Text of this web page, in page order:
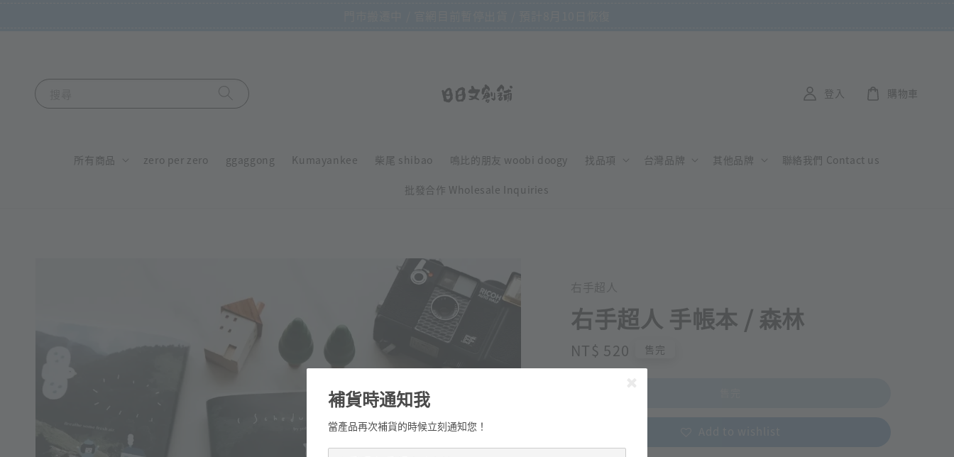
所有商品 zero per zero ggaggong Kumayankee 柴尾 shibao 嗚比的朋友 woobi doogy 找品項 台灣品牌 其他品牌 聯絡我們 Contact us
批發合作 Wholesale Inquiries
登入 購物車
右手超人 手帳本 / 森林
Regular
price
NT$ 520 售完
補貨時通知我
當產品再次補貨的時候立刻通知您！